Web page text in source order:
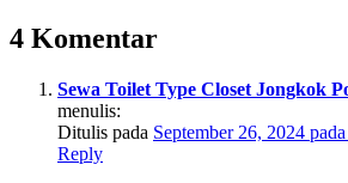
4 Komentar
Sewa Toilet Type Closet Jongkok
menulis:
Ditulis pada September 26, 2024
Reply